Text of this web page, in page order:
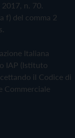
n. 70.
f) del comma 2
Italiana
IAP (Istituto
il Codice di
Commerciale